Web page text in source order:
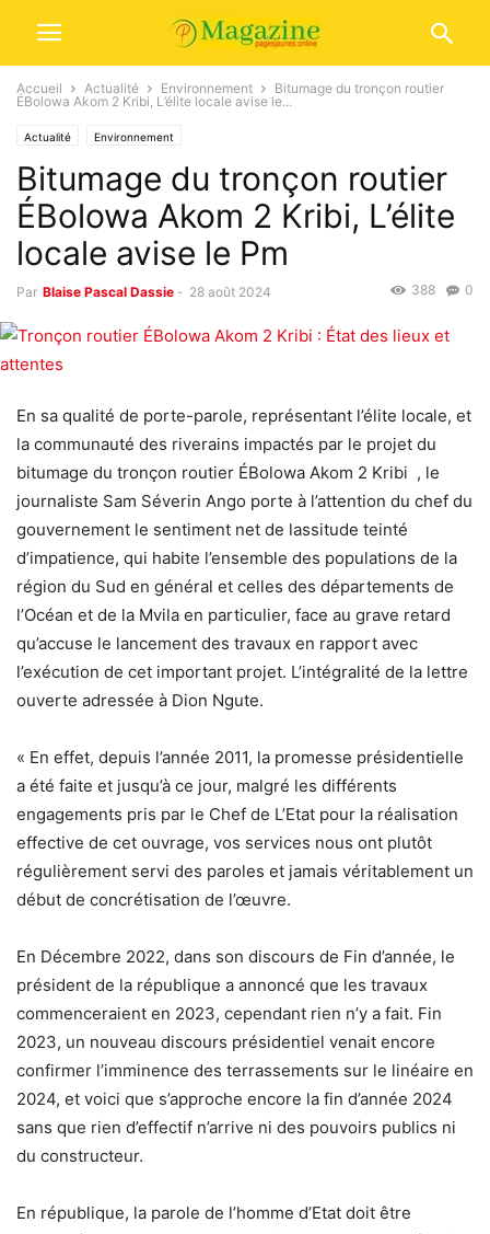
Accueil Actualité Environnement
Bitumage du tronçon routier
ÉBolowa Akom 2 Kribi, L’élite locale avise le...
Actualité Environnement
Bitumage du tronçon routier
ÉBolowa Akom 2 Kribi, L’élite
locale avise le Pm
Par Blaise Pascal Dassie - 28 août 2024 0
388
En sa qualité de porte-parole, représentant l’élite locale, et
la communauté des riverains impactés par le projet du
bitumage du tronçon routier ÉBolowa Akom 2 Kribi , le
journaliste Sam Séverin Ango porte à l’attention du chef du
gouvernement le sentiment net de lassitude teinté
d’impatience, qui habite l’ensemble des populations de la
région du Sud en général et celles des départements de
l’Océan et de la Mvila en particulier, face au grave retard
qu’accuse le lancement des travaux en rapport avec
l’exécution de cet important projet. L’intégralité de la lettre
ouverte adressée à Dion Ngute.
« En effet, depuis l’année 2011, la promesse présidentielle
a été faite et jusqu’à ce jour, malgré les différents
engagements pris par le Chef de L’Etat pour la réalisation
effective de cet ouvrage, vos services nous ont plutôt
régulièrement servi des paroles et jamais véritablement un
début de concrétisation de l’œuvre.
En Décembre 2022, dans son discours de Fin d’année, le
président de la république a annoncé que les travaux
commenceraient en 2023, cependant rien n’y a fait. Fin
2023, un nouveau discours présidentiel venait encore
confirmer l’imminence des terrassements sur le linéaire en
2024, et voici que s’approche encore la fin d’année 2024
sans que rien d’effectif n’arrive ni des pouvoirs publics ni
du constructeur.
En république, la parole de l’homme d’Etat doit être